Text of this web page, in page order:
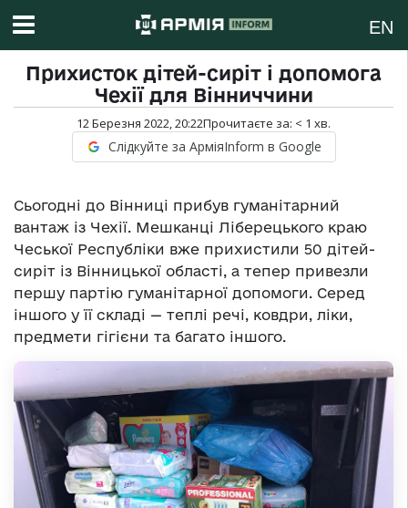
EN
Прихисток дітей-сиріт і допомога
Чехії для Вінниччини
12 Березня 2022, 20:22Прочитаєте за: < 1 хв.
Слідкуйте за АрміяInform в Google
Сьогодні до Вінниці прибув гуманітарний
вантаж із Чехії. Мешканці Ліберецького краю
Чеської Республіки вже прихистили 50 дітей-
сиріт із Вінницької області, а тепер привезли
першу партію гуманітарної допомоги. Серед
іншого у її складі — теплі речі, ковдри, ліки,
предмети гігієни та багато іншого.